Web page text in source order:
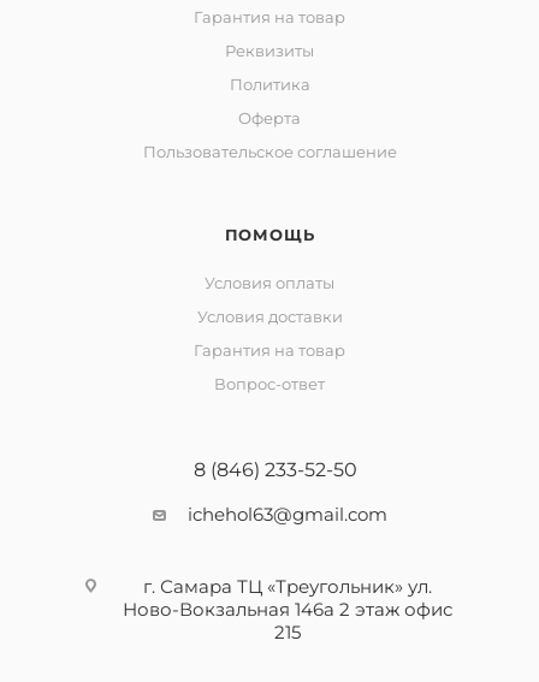
Гарантия на товар
Реквизиты
Политика
Оферта
Пользовательское соглашение
ПОМОЩЬ
Условия оплаты
Условия доставки
Гарантия на товар
Вопрос-ответ
8 (846) 233-52-50
ichehol63@gmail.com
г. Самара ТЦ «Треугольник» ул.
Ново-Вокзальная 146а 2 этаж офис
215